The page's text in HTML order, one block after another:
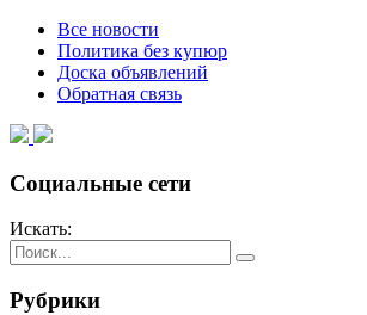
Все новости
Политика без купюр
Доска объявлений
Обратная связь
Социальные сети
Искать:
Рубрики